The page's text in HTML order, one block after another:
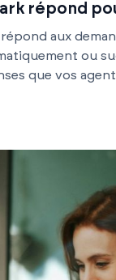
répond
répond aux
ou
que vos